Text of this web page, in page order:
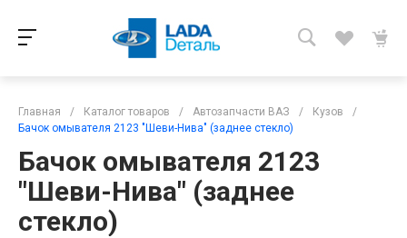
Главная / Каталог товаров / Автозапчасти ВАЗ / Кузов
/
Бачок омывателя 2123 "Шеви-Нива" (заднее стекло)
Бачок омывателя 2123
"Шеви-Нива" (заднее
стекло)